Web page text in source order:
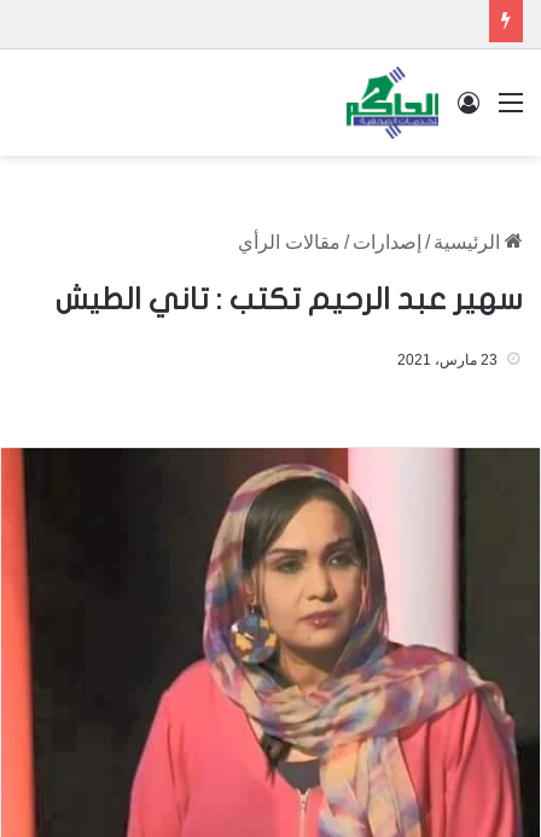
القائمة تسجيل الدخول
الرئيسية / إصدارات / مقالات الرأي
سهير عبد الرحيم تكتب : تاني الطيش
23 مارس، 2021